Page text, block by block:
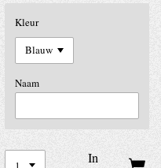
Kleur
Naam
In